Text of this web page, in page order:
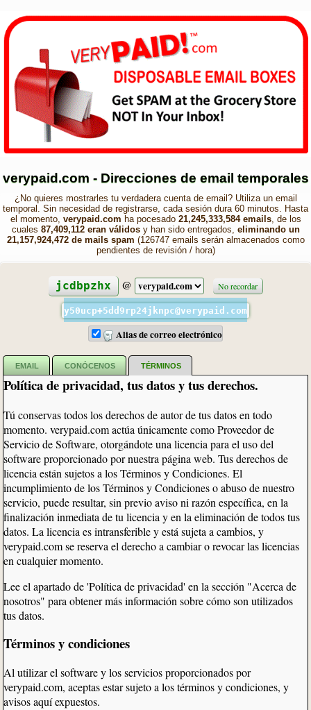
verypaid.com - Direcciones de email temporales
¿No quieres mostrarles tu verdadera cuenta de email? Utiliza un email
temporal. Sin necesidad de registrarse, cada sesión dura 60 minutos. Hasta
el momento, verypaid.com ha pocesado 21,245,333,584 emails, de los
cuales 87,409,112 eran válidosy han sido entregados, eliminando un
21,157,924,472 de mails spam (126747 emails serán almacenados como
pendientes de revisión / hora)
jcdbpzhx @ No recordar
y50ucp+5dd9rp24jknpc@verypaid.com
Alias de correo electrónico
EMAIL CONÓCENOS TÉRMINOS
Política de privacidad, tus datos y tus derechos.
Tú conservas todos los derechos de autor de tus datos en todo
momento. verypaid.com actúa únicamente como Proveedor de
Servicio de Software, otorgándote una licencia para el uso del
software proporcionado por nuestra página web. Tus derechos de
licencia están sujetos a los Términos y Condiciones. El
incumplimiento de los Términos y Condiciones o abuso de nuestro
servicio, puede resultar, sin previo aviso ni razón específica, en la
finalización inmediata de tu licencia y en la eliminación de todos tus
datos. La licencia es intransferible y está sujeta a cambios, y
verypaid.com se reserva el derecho a cambiar o revocar las licencias
en cualquier momento.
Lee el apartado de 'Política de privacidad' en la sección "Acerca de
nosotros" para obtener más información sobre cómo son utilizados
tus datos.
Términos y condiciones
Al utilizar el software y los servicios proporcionados por
verypaid.com, aceptas estar sujeto a los términos y condiciones, y
avisos aquí expuestos.